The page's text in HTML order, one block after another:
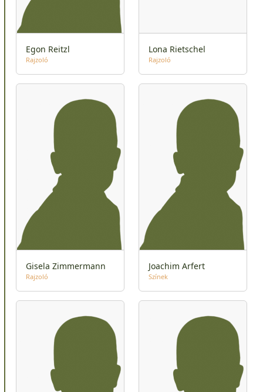
Egon Reitzl
Rajzoló
Lona Rietschel
Rajzoló
Gisela Zimmermann
Rajzoló
Joachim Arfert
Színek